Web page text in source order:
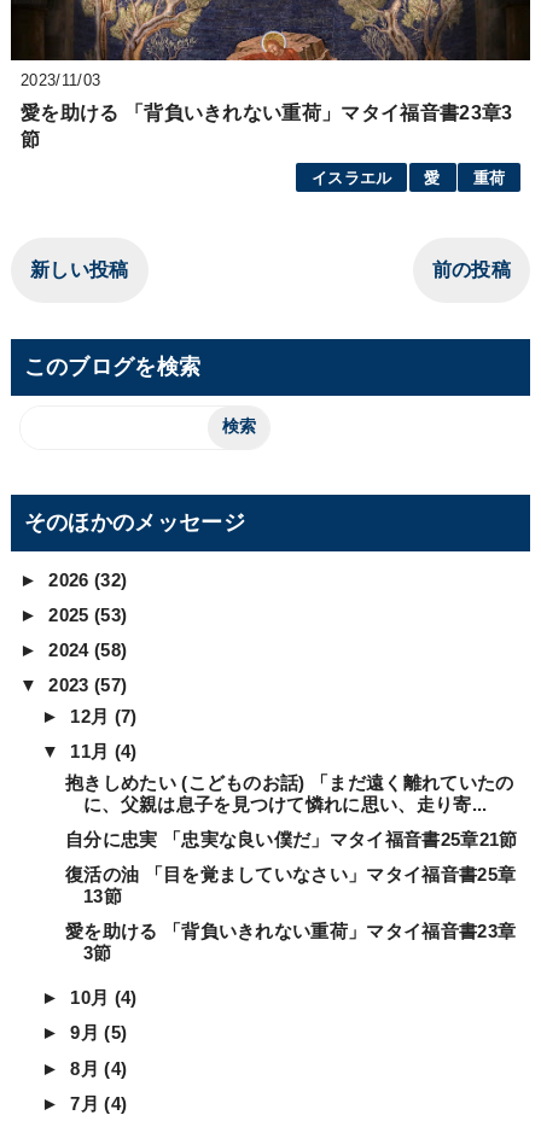
2023/11/03
愛を助ける 「背負いきれない重荷」マタイ福音書23章3
節
イスラエル 愛 重荷
新しい投稿 前の投稿
このブログを検索
そのほかのメッセージ
►2026(32)
►2025(53)
►2024(58)
▼2023(57)
► 12月 (7)
▼ 11月 (4)
抱きしめたい (こどものお話) 「まだ遠く離れていたの
に、父親は息子を見つけて憐れに思い、走り寄...
自分に忠実 「忠実な良い僕だ」マタイ福音書25章21節
復活の油 「目を覚ましていなさい」マタイ福音書25章
13節
愛を助ける 「背負いきれない重荷」マタイ福音書23章
3節
► 10月 (4)
►9月(5)
►8月(4)
►7月(4)